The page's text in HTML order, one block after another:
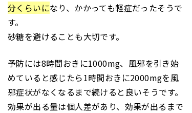
分くらいになり、かかっても軽症だったそうで
す。
砂糖を避けることも大切です。
予防には8時間おきに1000mg、風邪を引き始
めていると感じたら1時間おきに2000mgを風
邪症状がなくなるまで続けると良いそうです。
効果が出る量は個人差があり、効果が出るまで